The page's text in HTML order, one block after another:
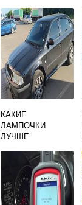
КАКИЕ
ЛАМПОЧКИ
ЛУЧШЕ
SKODA OCTAVIA
TOUR